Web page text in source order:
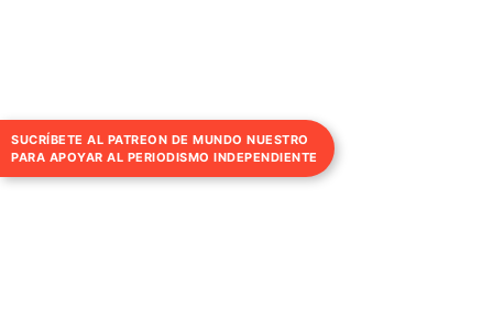
SUCRÍBETE AL PATREON DE MUNDO NUESTRO
PARA APOYAR AL PERIODISMO INDEPENDIENTE